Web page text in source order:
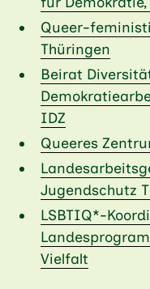
Queer-
Thüringen
Beirat
IDZ
Queeres
Jugendschutz
LSBTIQ*-
Vielfalt